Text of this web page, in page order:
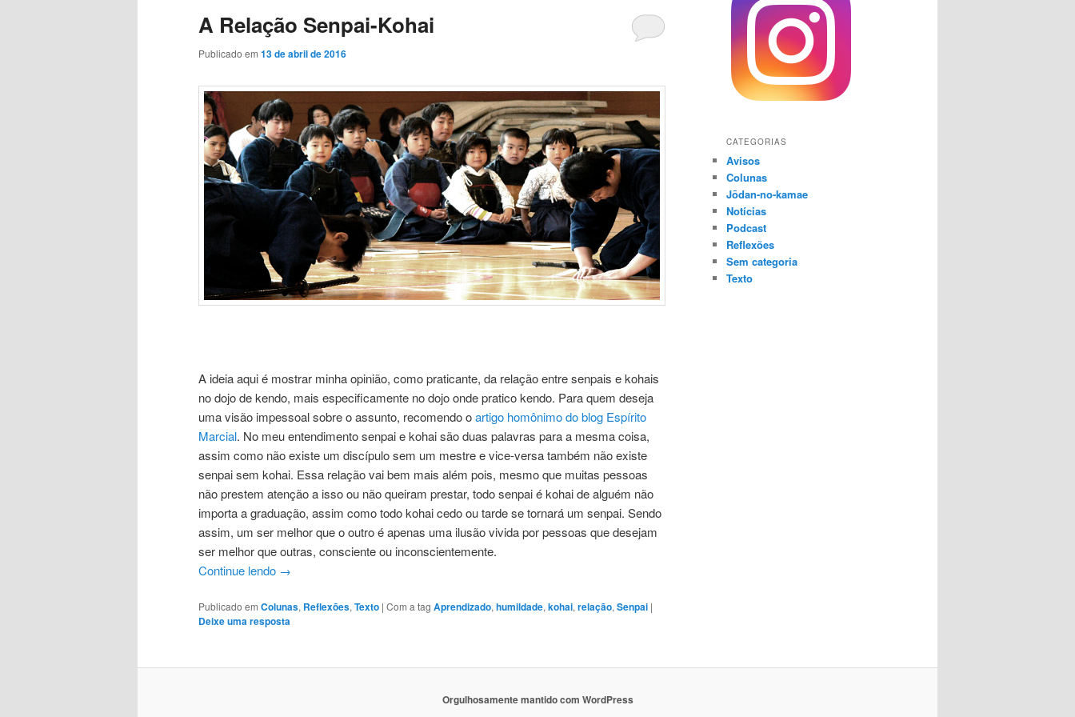
A Relação Senpai-Kohai
Publicado em 13 de abril de 2016
A ideia aqui é mostrar minha opinião, como praticante, da relação entre senpais e kohais
no dojo de kendo, mais especificamente no dojo onde pratico kendo. Para quem deseja
uma visão impessoal sobre o assunto, recomendo oartigo homônimo do blog Espírito
Marcial. No meu entendimento senpai e kohai são duas palavras para a mesma coisa,
assim como não existe um discípulo sem um mestre e vice-versa também não existe
senpai sem kohai. Essa relação vai bem mais além pois, mesmo que muitas pessoas
não prestem atenção a isso ou não queiram prestar, todo senpai é kohai de alguém não
importa a graduação, assim como todo kohai cedo ou tarde se tornará um senpai. Sendo
assim, um ser melhor que o outro é apenas uma ilusão vivida por pessoas que desejam
ser melhor que outras, consciente ou inconscientemente.
Continue lendo →
Publicado em Colunas, Reflexões, Texto | Com a tag Aprendizado, humildade, kohai, relação, Senpai |
Deixe uma resposta
CATEGORIAS
Avisos
Colunas
Jōdan-no-kamae
Notícias
Podcast
Reflexões
Sem categoria
Texto
Orgulhosamente mantido com WordPress